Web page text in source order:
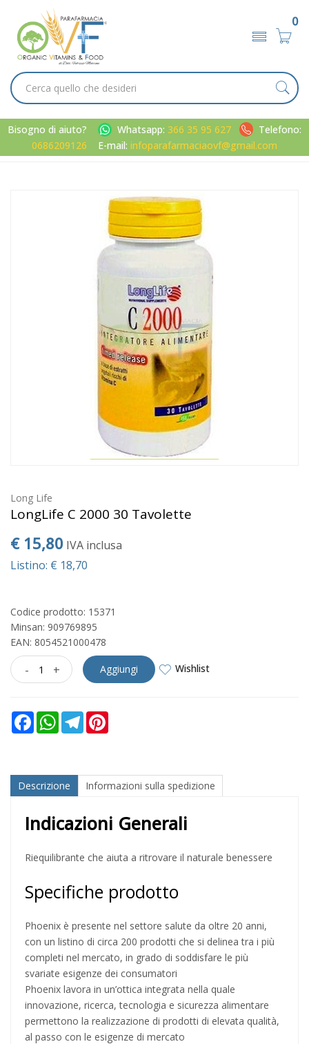
0
Bisogno di aiuto? Whatsapp: 366 35 95 627
Telefono:
0686209126
E-mail: infoparafarmaciaovf@gmail.com
LongLife C 2000 30 Tavolette
Long Life
LongLife C 2000 30 Tavolette
€ 15,80 IVA inclusa
Listino: € 18,70
Codice prodotto: 15371
Minsan: 909769895
EAN: 8054521000478
- + Aggiungi Wishlist
FacebookWhatsAppTelegram
Descrizione Informazioni sulla spedizione
Indicazioni Generali
Riequilibrante che aiuta a ritrovare il naturale benessere
Specifiche prodotto
Phoenix è presente nel settore salute da oltre 20 anni,
con un listino di circa 200 prodotti che si delinea tra i più
completi nel mercato, in grado di soddisfare le più
svariate esigenze dei consumatori
Phoenix lavora in un’ottica integrata nella quale
innovazione, ricerca, tecnologia e sicurezza alimentare
permettono la realizzazione di prodotti di elevata qualità,
al passo con le esigenze di mercato